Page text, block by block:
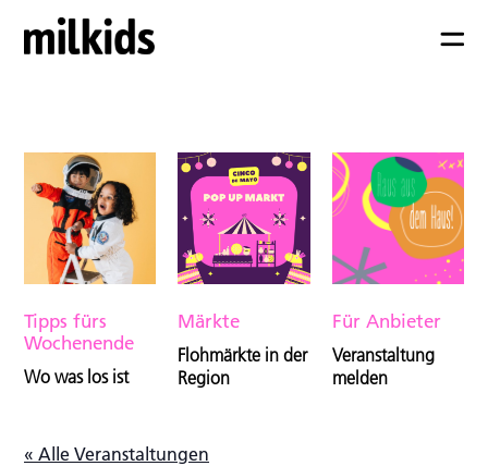
Tipps fürs
Wochenende
Wo was los ist
Märkte
Flohmärkte in der
Region
Für Anbieter
Veranstaltung
melden
« Alle Veranstaltungen